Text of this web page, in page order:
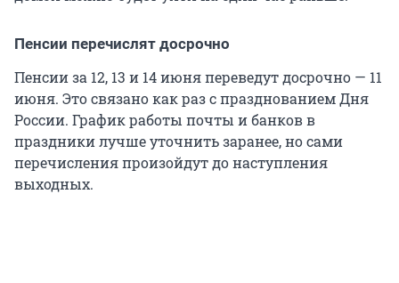
Пенсии перечислят досрочно
Пенсии за 12, 13 и 14 июня переведут досрочно — 11
июня. Это связано как раз с празднованием Дня
России. График работы почты и банков в
праздники лучше уточнить заранее, но сами
перечисления произойдут до наступления
выходных.